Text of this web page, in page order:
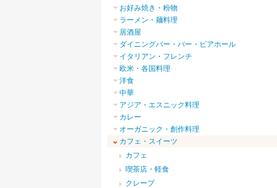
お好み焼き・粉物
ラーメン・麺料理
居酒屋
ダイニングバー・バー・ビアホール
イタリアン・フレンチ
欧米・各国料理
洋食
中華
アジア・エスニック料理
カレー
オーガニック・創作料理
カフェ・スイーツ
カフェ
喫茶店・軽食
クレープ